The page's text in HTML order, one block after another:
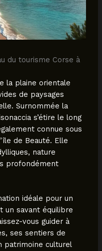
du tourisme Corse à
la plaine orientale
de paysages
Surnommée la
s’étire le long
connue sous
de Beauté. Elle
nature
profondément
idéale pour un
savant équilibre
vous guider à
ses sentiers de
patrimoine culturel